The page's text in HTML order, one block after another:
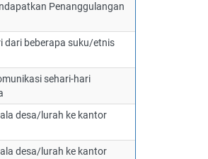
Penanggulangan
dari beberapa suku/etnis
sehari-hari
desa/lurah ke kantor
desa/lurah ke kantor